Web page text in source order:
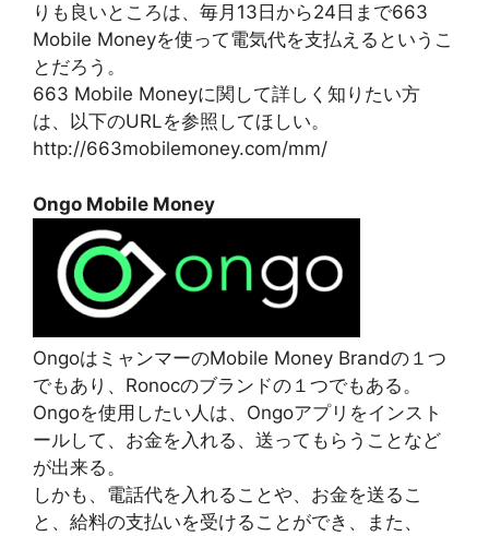
りも良いところは、毎月13日から24日まで663
Mobile Moneyを使って電気代を支払えるというこ
とだろう。
663 Mobile Moneyに関して詳しく知りたい方
は、以下のURLを参照してほしい。
http://663mobilemoney.com/mm/
Ongo Mobile Money
OngoはミャンマーのMobile Money Brandの１つ
でもあり、Ronocのブランドの１つでもある。
Ongoを使用したい人は、Ongoアプリをインスト
ールして、お金を入れる、送ってもらうことなど
が出来る。
しかも、電話代を入れることや、お金を送るこ
と、給料の支払いを受けることができ、また、